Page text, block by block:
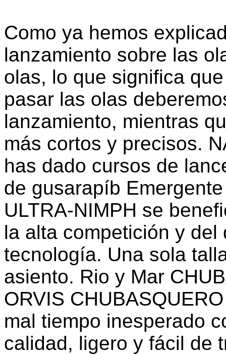
Como ya hemos
lanzamiento sobre las
olas, lo que significa
pasar las olas
lanzamiento, mientras
más cortos y precisos.
has dado cursos de
de gusarapíb
ULTRA-NIMPH se
la alta competición y
tecnología. Una sola
asiento. Rio y Mar
ORVIS
mal tiempo inesperado
calidad, ligero y fácil de